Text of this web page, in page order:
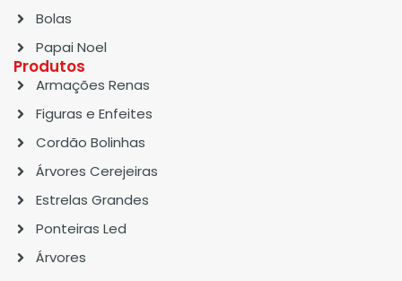
Bolas
Papai Noel
Produtos
Armações Renas
Figuras e Enfeites
Cordão Bolinhas
Árvores Cerejeiras
Estrelas Grandes
Ponteiras Led
Árvores